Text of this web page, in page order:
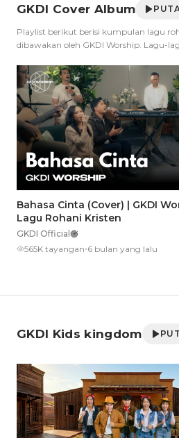
GKDI Cover Album
Playlist berikut berisi kumpulan lagu
dibawakan oleh GKDI Worship. Lagu-lagu ini cocok untuk
penyembahan kepada Tuhan. Selamat mendengarkan, Tuhan
memberkati! 🎵 #gkdiworship #lagurohanikristen
#lagurohanikristiani #lagurohani
#lagurohanitempodulu #pujianrohani
#praiseandworship #yesus
Bahasa Cinta (Cover) | GKDI
Lagu Rohani Kristen
GKDI Official
565K tayangan•6 bulan yang lalu
GKDI Kids kingdom